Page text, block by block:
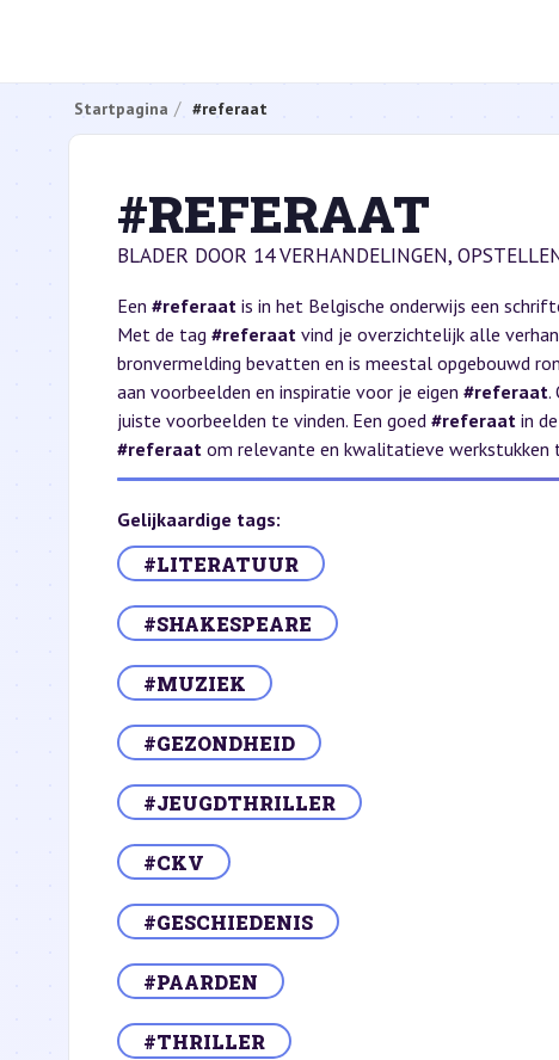
Startpagina #referaat
#REFERAAT
BLADER DOOR 14 VERHANDELINGEN,
Een #referaat is in het Belgische onderwijs een
Met de tag #referaat vind je overzichtelijk alle
bronvermelding bevatten en is meestal opgebouwd
aan voorbeelden en inspiratie voor je eigen #referaat.
juiste voorbeelden te vinden. Een goed #referaat in
#referaat om relevante en kwalitatieve werkstukken
Gelijkaardige tags:
#LITERATUUR
#SHAKESPEARE
#MUZIEK
#GEZONDHEID
#JEUGDTHRILLER
#CKV
#GESCHIEDENIS
#PAARDEN
#THRILLER